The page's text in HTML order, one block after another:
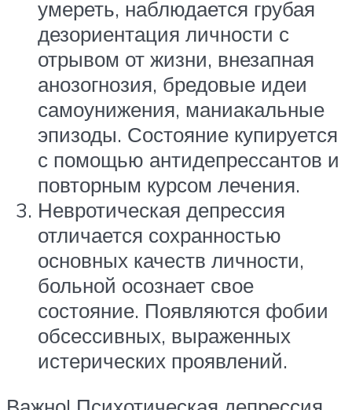
умереть, наблюдается грубая
дезориентация личности с
отрывом от жизни, внезапная
анозогнозия, бредовые идеи
самоунижения, маниакальные
эпизоды. Состояние купируется
с помощью антидепрессантов и
повторным курсом лечения.
Невротическая депрессия
отличается сохранностью
основных качеств личности,
больной осознает свое
состояние. Появляются фобии
обсессивных, выраженных
истерических проявлений.